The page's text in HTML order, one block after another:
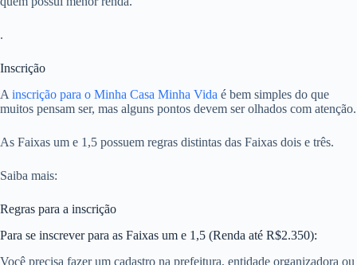
.
Inscrição
A inscrição para o Minha Casa Minha Vida é bem simples do que
muitos pensam ser, mas alguns pontos devem ser olhados com atenção.
As Faixas um e 1,5 possuem regras distintas das Faixas dois e três.
Saiba mais:
Regras para a inscrição
Para se inscrever para as Faixas um e 1,5 (Renda até R$2.350):
Você precisa fazer um cadastro na prefeitura, entidade organizadora ou